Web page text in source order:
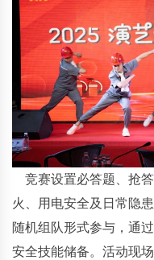
竞赛设置必答题、抢
火、用电安全及日常隐
随机组队形式参与，通
安全技能储备。活动现